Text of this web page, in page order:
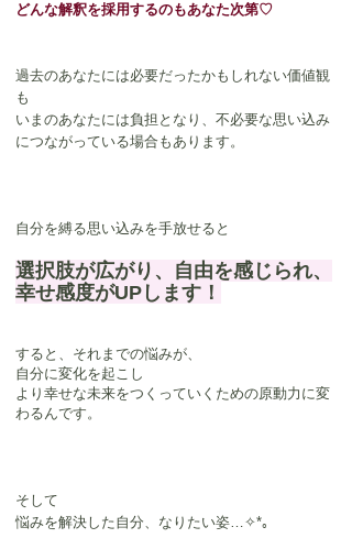
どんな解釈を採用するのもあなた次第♡
過去のあなたには必要だったかもしれない価値観
も
いまのあなたには負担となり、不必要な思い込み
につながっている場合もあります。
自分を縛る思い込みを手放せると
選択肢が広がり、自由を感じられ、
幸せ感度がUPします！
すると、それまでの悩みが、
自分に変化を起こし
より幸せな未来をつくっていくための原動力に変
わるんです。
そして
悩みを解決した自分、なりたい姿…✧*｡